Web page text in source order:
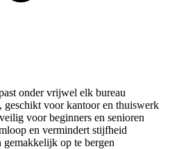
onder vrijwel elk bureau
geschikt voor kantoor en thuiswerk
voor beginners en senioren
en vermindert stijfheid
gemakkelijk op te bergen